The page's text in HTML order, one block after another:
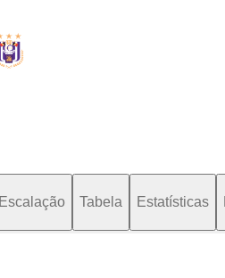
Escalação Tabela Estatísticas